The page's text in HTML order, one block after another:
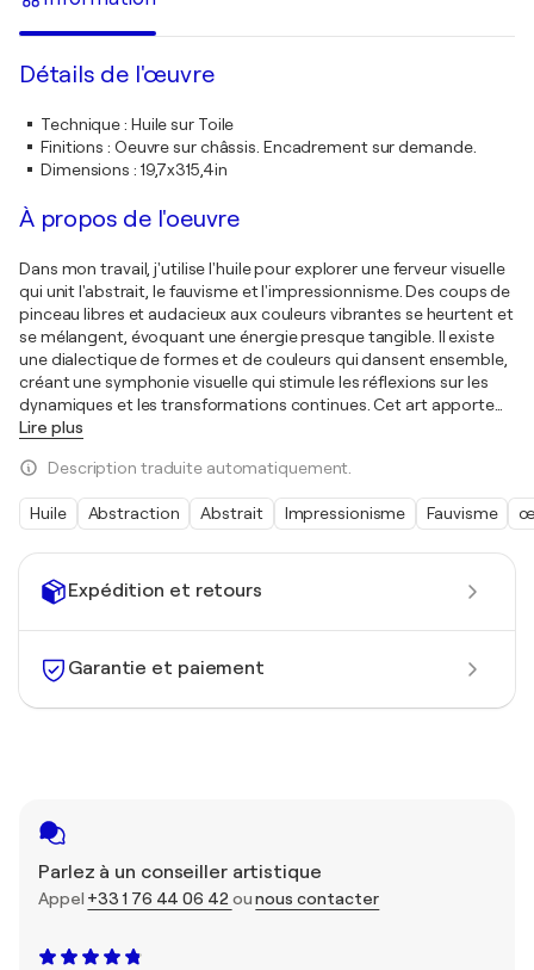
Expédition et retours
Garantie et paiement
Parlez à un conseiller artistique
Appel +33 1 76 44 06 42 ounous contacter
Détails de l'œuvre
Technique: Huile sur Toile
Finitions : Oeuvre sur châssis. Encadrement sur demande.
Dimensions : 19,7x315,4in
À propos de l'oeuvre
Dans mon travail, j'utilise l'huile pour explorer une ferveur visuelle
qui unit l'abstrait, le fauvisme et l'impressionnisme. Des coups de
pinceau libres et audacieux aux couleurs vibrantes se heurtent et
se mélangent, évoquant une énergie presque tangible. Il existe
une dialectique de formes et de couleurs qui dansent ensemble,
créant une symphonie visuelle qui stimule les réflexions sur les
dynamiques et les transformations continues. Cet art apporte
Lire plus
Description traduite automatiquement.
Huile Abstraction Abstrait Impressionisme Fauvisme